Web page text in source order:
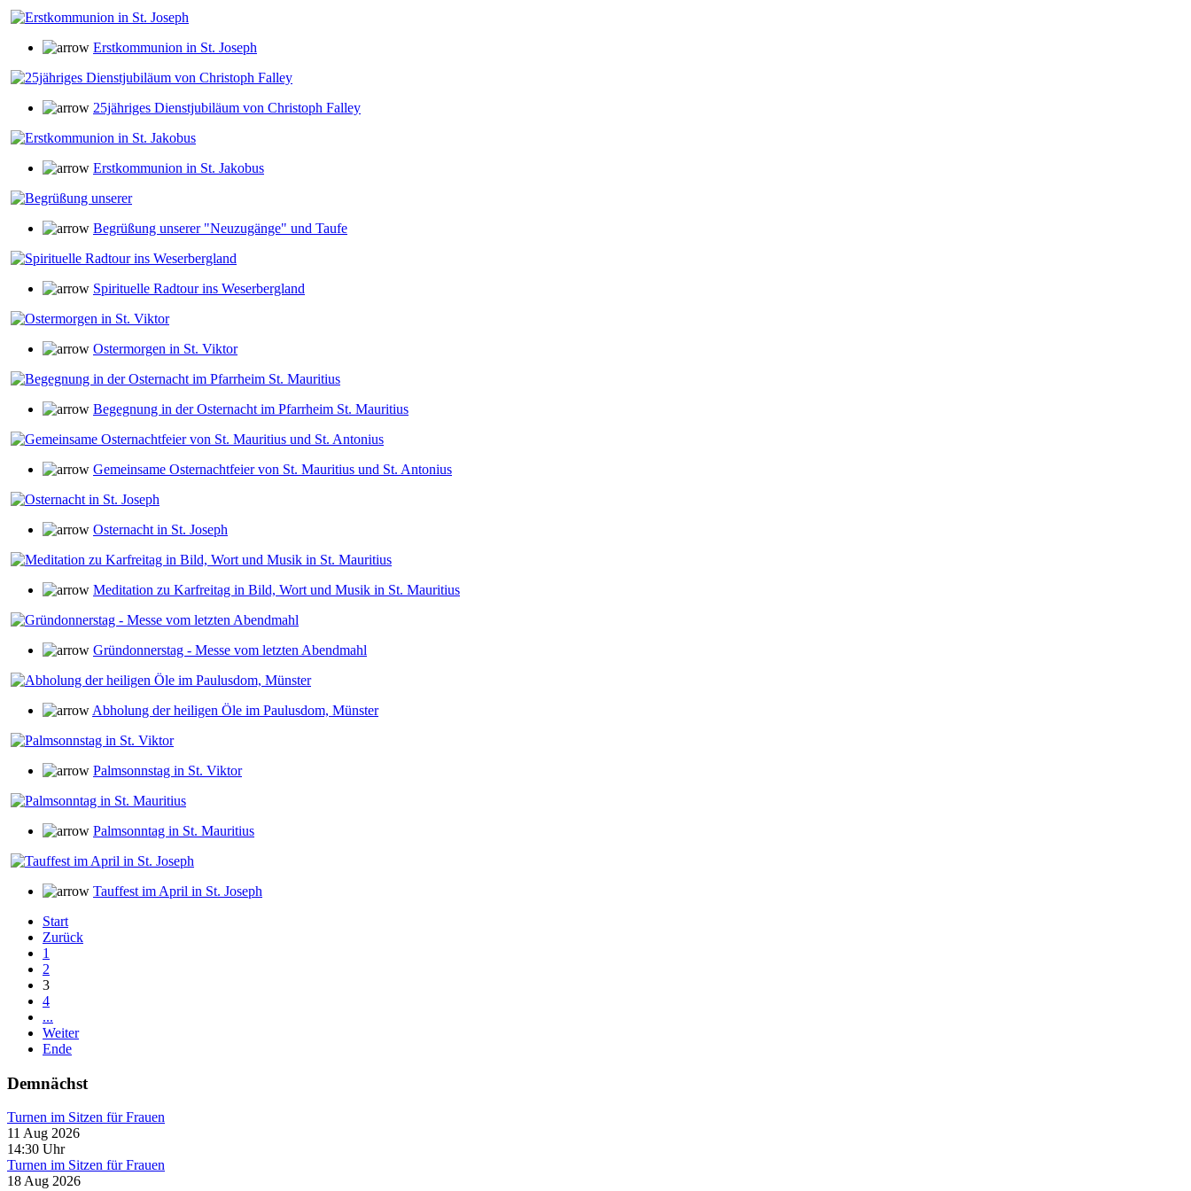
Erstkommunion in St. Joseph
25jähriges Dienstjubiläum von Christoph Falley
Erstkommunion in St. Jakobus
Begrüßung unserer "Neuzugänge" und Taufe
Spirituelle Radtour ins Weserbergland
Ostermorgen in St. Viktor
Begegnung in der Osternacht im Pfarrheim St. Mauritius
Gemeinsame Osternachtfeier von St. Mauritius und St. Antonius
Osternacht in St. Joseph
Meditation zu Karfreitag in Bild, Wort und Musik in St. Mauritius
Gründonnerstag - Messe vom letzten Abendmahl
Abholung der heiligen Öle im Paulusdom, Münster
Palmsonnstag in St. Viktor
Palmsonntag in St. Mauritius
Tauffest im April in St. Joseph
Start
Zurück
1
2
3
4
...
Weiter
Ende
Demnächst
Turnen im Sitzen für Frauen
11 Aug 2026
14:30 Uhr
Turnen im Sitzen für Frauen
18 Aug 2026